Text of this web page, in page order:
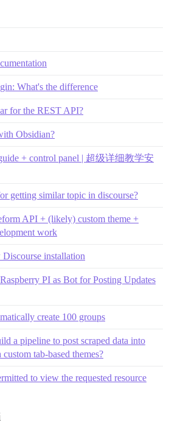
What's the difference
for the REST API?
Obsidian?
+ control panel | 超级详细教学安
getting similar topic in discourse?
API + (likely) custom theme +
work
installation
PI as Bot for Posting Updates
create 100 groups
a pipeline to post scraped data into
tab-based themes?
to view the requested resource